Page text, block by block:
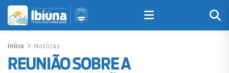
Início Notícias
REUNIÃO SOBRE A